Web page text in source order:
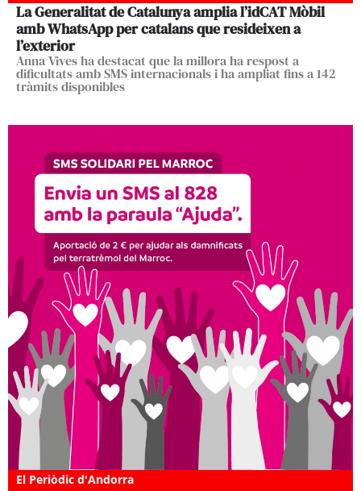
La Generalitat de Catalunya amplia l’idCAT Mòbil
amb WhatsApp per catalans que resideixen a
l’exterior
Anna Vives ha destacat que la millora ha respost a
dificultats amb SMS internacionals i ha ampliat fins a 142
tràmits disponibles
El Periòdic d'Andorra